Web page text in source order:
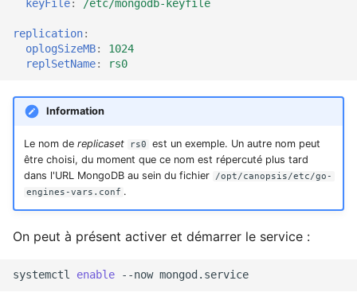
keyFile: /etc/mongodb-keyfile
replication:
oplogSizeMB:
1024
replSetName: rs0
Information
Le nom de replicaset rs0
est un exemple. Un autre nom peut
être choisi, du moment que ce nom est répercuté plus tard
dans l'URL MongoDB au sein du fichier
/opt/canopsis/etc/go-
engines-vars.conf .
On peut à présent activer et démarrer le service :
systemctl enable --now